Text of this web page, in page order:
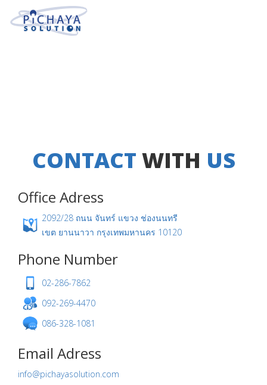
Pichaya
ผู้ให้บริการ มากกว่า 10 ปี แห่งการวางระ
ผู้ให้บริการ มากกว่า 10 ปี แห่งการวางระบบ
Pichaya
We provide ERP
CONTACT WITH US
Office Adress
2092/28 ถนน จันทร์ แขวง ช่องนนทรี
เขต ยานนาวา กรุงเทพมหานคร 10120
Phone Number
02-286-7862
092-269-4470
086-328-1081
Email Adress
info@pichayasolution.com